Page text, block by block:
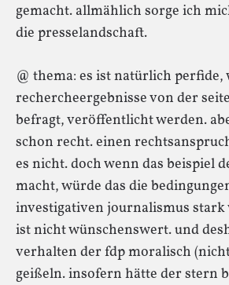
gemacht. allmählich sorge ich
die presselandschaft.
@ thema: es ist natürlich perfide,
rechercheergebnisse von der
befragt, veröffentlicht werden.
schon recht. einen
es nicht. doch wenn das beispiel
macht, würde das die
investigativen journalismus stark
ist nicht wünschenswert. und
verhalten der fdp moralisch
geißeln. insofern hätte der stern